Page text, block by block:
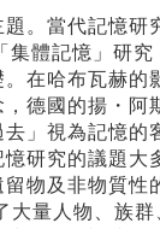
。當代記憶
體記憶」研
在哈布瓦赫
德國的揚・
」視為記憶
研究的議題
物及非物質
量人物、族